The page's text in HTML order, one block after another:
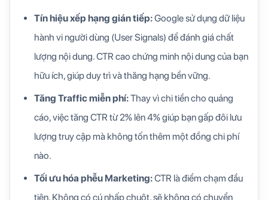
Tín hiệu xếp hạng gián tiếp:Google sử dụng dữ liệu
hành vi người dùng (User Signals) để đánh giá chất
lượng nội dung. CTR cao chứng minh nội dung của bạn
hữu ích, giúp duy trì và thăng hạng bền vững.
Tăng Traffic miễn phí:Thay vì chi tiền cho quảng
cáo, việc tăng CTR từ 2% lên 4% giúp bạn gấp đôi lưu
lượng truy cập mà không tốn thêm một đồng chi phí
nào.
Tối ưu hóa phễu Marketing:CTR là điểm chạm đầu
tiên. Không có cú nhấp chuột, sẽ không có chuyển